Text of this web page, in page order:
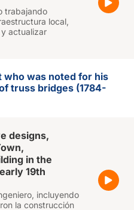
trabajando
local,
actualizar
who was noted for his
truss bridges (1784-
designs,
in the
19th
incluyendo
la construcción